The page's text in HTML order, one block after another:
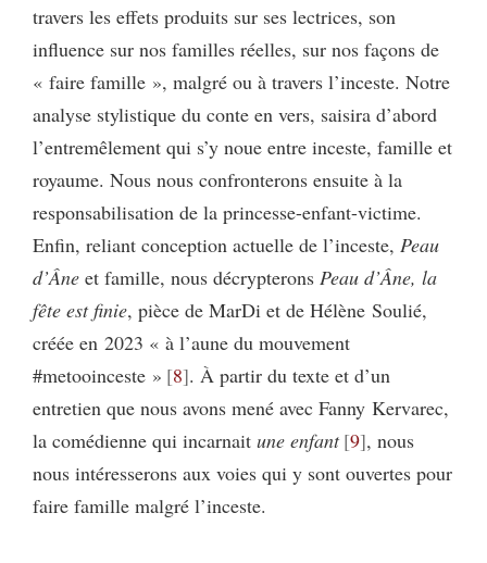
travers les effets produits sur ses lectrices, son
influence sur nos familles réelles, sur nos façons de
« faire famille », malgré ou à travers l’inceste. Notre
analyse stylistique du conte en vers, saisira d’abord
l’entremêlement qui s’y noue entre inceste, famille et
royaume. Nous nous confronterons ensuite à la
responsabilisation de la princesse-enfant-victime.
Enfin, reliant conception actuelle de l’inceste, Peau
d’Âne et famille, nous décrypterons Peau d’Âne, la
fête est finie, pièce de MarDi et de Hélène Soulié,
créée en 2023 « à l’aune du mouvement
#metooinceste » 8 . À partir du texte et d’un
entretien que nous avons mené avec Fanny Kervarec,
la comédienne qui incarnait une enfant 9 , nous
nous intéresserons aux voies qui y sont ouvertes pour
faire famille malgré l’inceste.